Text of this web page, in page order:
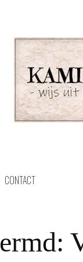
CONTACT